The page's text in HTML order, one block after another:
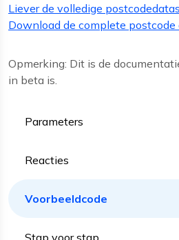
Liever de volledige
Download de complete postcode
Opmerking: Dit is de
in beta is.
Parameters
Reacties
Voorbeeldcode
Stap voor stap